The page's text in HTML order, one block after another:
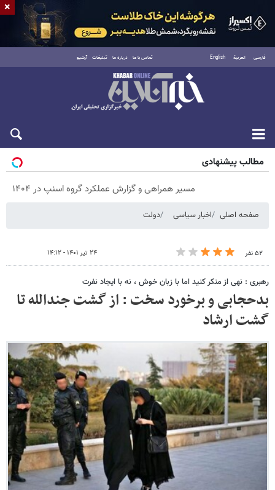
فارسی العربية English تماس با ما درباره ما تبلیغات آرشیو
شنبه ۱۷ مرداد ۱۴۰۵
مطالب پیشنهادی
مسیر همراهی و گزارش عملکرد گروه اسنپ در ۱۴۰۴
صفحه اصلی اخبار سیاسی دولت
۵۲ نفر ۲۴ تیر ۱۴۰۱ - ۱۴:۱۲
رهبری : نهی از منکر کنید اما با زبان خوش ، نه با ایجاد نفرت
بدحجابی و برخورد سخت : از گشت جندالله تا
گشت ارشاد
×